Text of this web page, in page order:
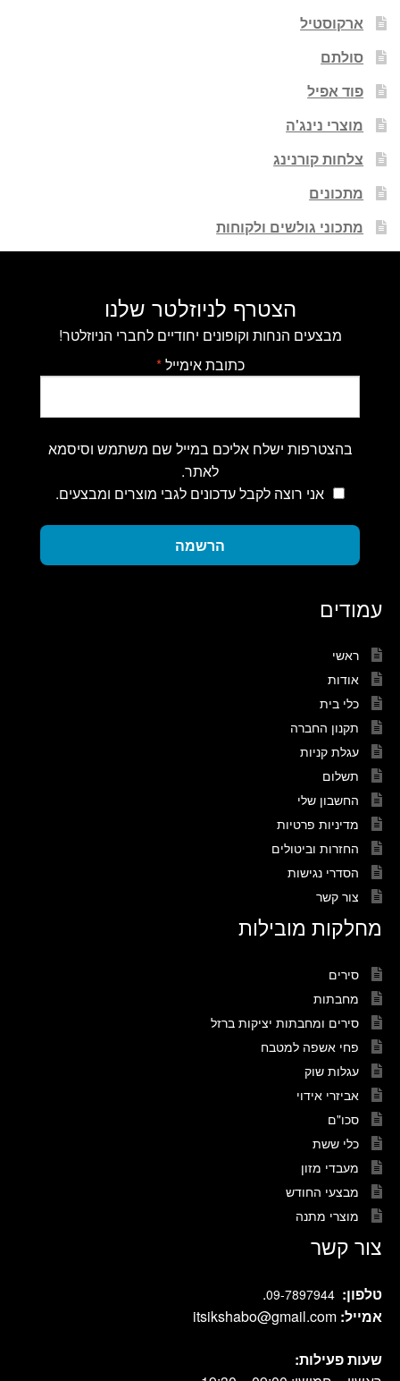
ארקוסטיל
סולתם
פוד אפיל
מוצרי נינג'ה
צלחות קורנינג
מתכונים
מתכוני גולשים ולקוחות
הצטרף לניוזלטר שלנו
מבצעים הנחות וקופונים יחודיים לחברי הניוזלטר!
כתובת אימייל*
בהצטרפות ישלח אליכם במייל שם משתמש וסיסמא
לאתר.
אני רוצה לקבל עדכונים לגבי מוצרים ומבצעים.
הרשמה
עמודים
ראשי
אודות
כלי בית
תקנון החברה
עגלת קניות
תשלום
החשבון שלי
מדיניות פרטיות
החזרות וביטולים
הסדרי נגישות
צור קשר
מחלקות מובילות
סירים
מחבתות
סירים ומחבתות יציקות ברזל
פחי אשפה למטבח
עגלות שוק
אביזרי אידוי
סכו"ם
כלי ששת
מעבדי מזון
מבצעי החודש
מוצרי מתנה
צור קשר
טלפון: 09-7897944
.
אמייל: itsikshabo@gmail.com
שעות פעילות: